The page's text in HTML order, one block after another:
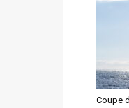
Coupe